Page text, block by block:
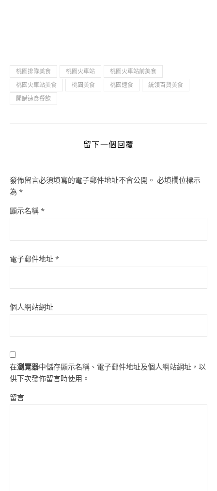
桃園排隊美食 桃園火車站
桃園火車站前美食
桃園火車站美食
桃園美食 桃園速食
統領百貨美食
開講速食餐飲
留下一個回覆
發佈留言必須填寫的電子郵件地址不會公開。 必填欄位標示
為 *
顯示名稱 *
電子郵件地址 *
個人網站網址
在瀏覽器中儲存顯示名稱、電子郵件地址及個人網站網址，以
供下次發佈留言時使用。
留言